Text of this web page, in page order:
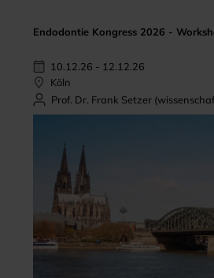
Endodontie Kongress 2026 -
10.12.26 - 12.12.26
Köln
Prof. Dr. Frank Setzer